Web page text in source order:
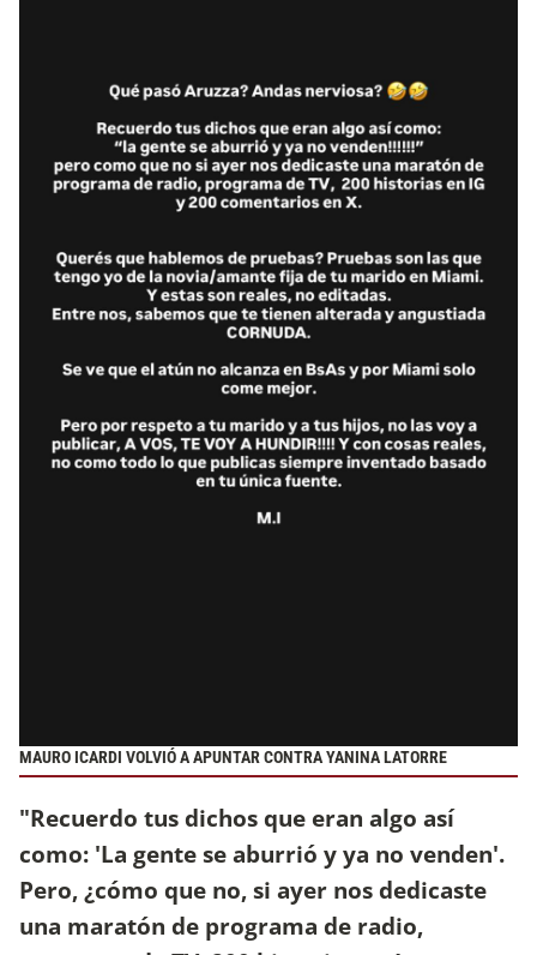
MAURO ICARDI VOLVIÓ A APUNTAR CONTRA YANINA LATORRE
"Recuerdo tus dichos que eran algo así
como: 'La gente se aburrió y ya no venden'.
Pero, ¿cómo que no, si ayer nos dedicaste
una maratón de programa de radio,